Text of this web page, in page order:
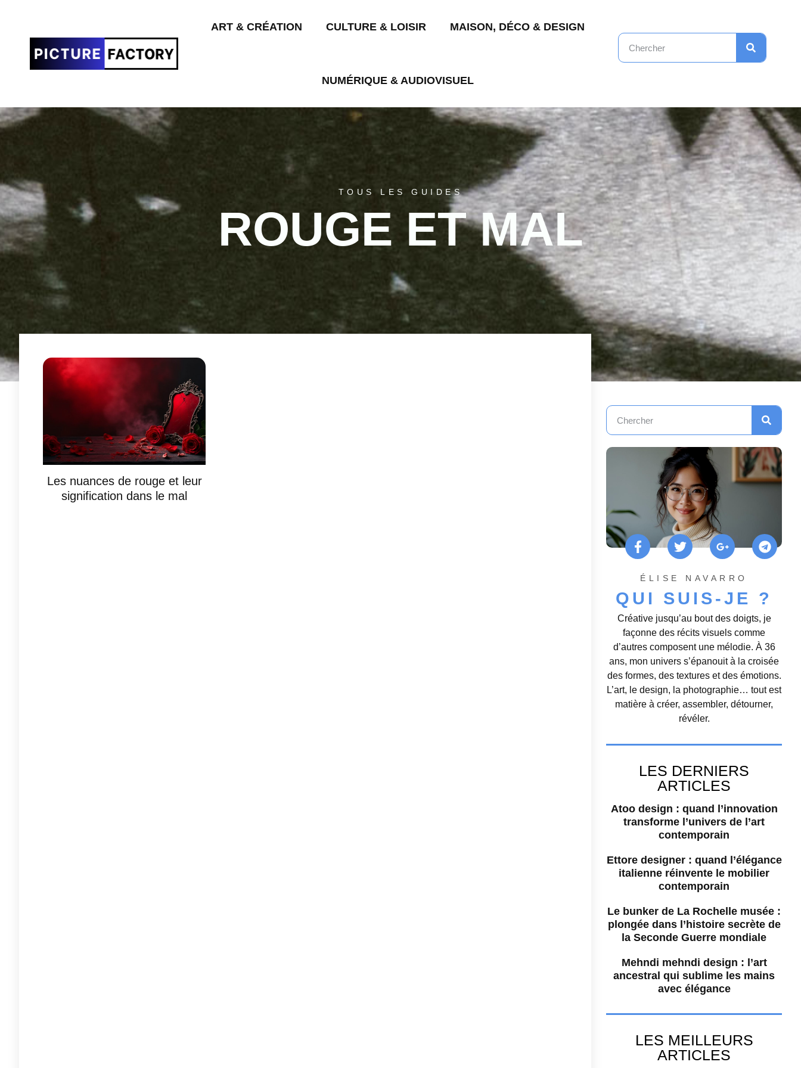
ART & CRÉATION CULTURE & LOISIR MAISON, DÉCO & DESIGN
NUMÉRIQUE & AUDIOVISUEL
TOUS LES GUIDES
ROUGE ET MAL
Les nuances de rouge et leur
signification dans le mal
ÉLISE NAVARRO
QUI SUIS-JE ?
Créative jusqu’au bout des doigts, je
façonne des récits visuels comme
d’autres composent une mélodie. À 36
ans, mon univers s’épanouit à la croisée
des formes, des textures et des émotions.
L’art, le design, la photographie… tout est
matière à créer, assembler, détourner,
révéler.
LES DERNIERS
ARTICLES
Atoo design : quand l’innovation
transforme l’univers de l’art
contemporain
Ettore designer : quand l’élégance
italienne réinvente le mobilier
contemporain
Le bunker de La Rochelle musée :
plongée dans l’histoire secrète de
la Seconde Guerre mondiale
Mehndi mehndi design : l’art
ancestral qui sublime les mains
avec élégance
LES MEILLEURS
ARTICLES